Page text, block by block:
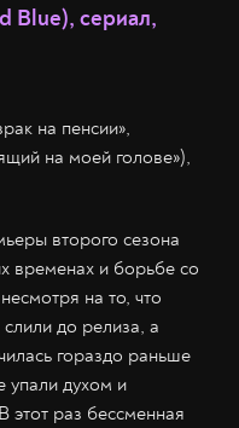
Blue), сериал,
на пенсии»,
на моей голове»),
второго сезона
временах и борьбе со
на то, что
до релиза, а
гораздо раньше
упали духом и
этот раз бессменная